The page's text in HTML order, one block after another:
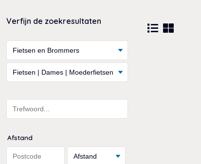
Verfijn de zoekresultaten
Afstand